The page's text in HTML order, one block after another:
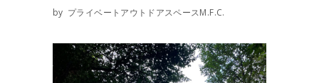
by プライベートアウトドアスペースM.F.C.